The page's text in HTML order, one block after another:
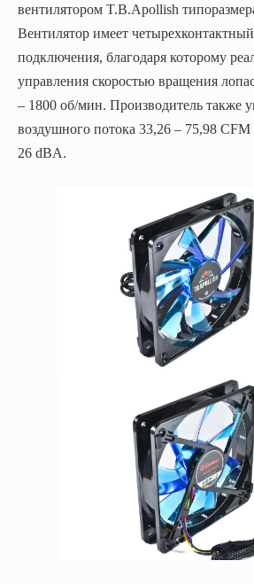
вентилятором T.B.Apollish
Вентилятор имеет
подключения, благодаря которому
управления скоростью вращения
– 1800 об/мин. Производитель также
воздушного потока 33,26 – 75,98
26 dBA.